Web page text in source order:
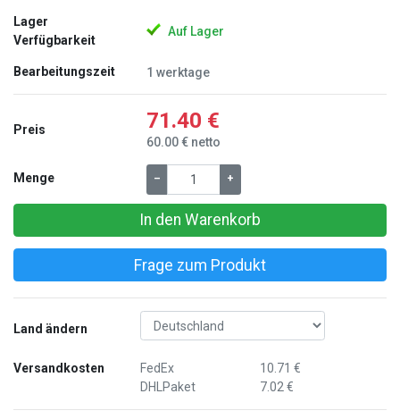
Lager
Verfügbarkeit
Auf Lager
Bearbeitungszeit 1 werktage
Preis 71.40 €
60.00 € netto
Menge – +
In den Warenkorb
Frage zum Produkt
Land ändern
Versandkosten
FedEx
DHLPaket
10.71 €
7.02 €